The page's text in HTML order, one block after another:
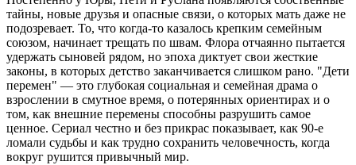
тайны, новые друзья и опасные связи, о которых мать даже не
подозревает. То, что когда-то казалось крепким семейным
союзом, начинает трещать по швам. Флора отчаянно пытается
удержать сыновей рядом, но эпоха диктует свои жесткие
законы, в которых детство заканчивается слишком рано. "Дети
перемен" — это глубокая социальная и семейная драма о
взрослении в смутное время, о потерянных ориентирах и о
том, как внешние перемены способны разрушить самое
ценное. Сериал честно и без прикрас показывает, как 90-е
ломали судьбы и как трудно сохранить человечность, когда
вокруг рушится привычный мир.